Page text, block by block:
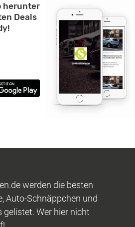
herunter
Deals
werden die besten
Auto-Schnäppchen und
gelistet. Wer hier nicht